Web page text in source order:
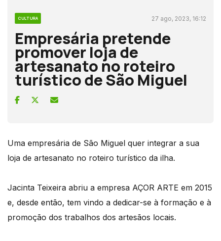
CULTURA 27 ago, 2023, 16:12
Empresária pretende
promover loja de
artesanato no roteiro
turístico de São Miguel
Uma empresária de São Miguel quer integrar a sua
loja de artesanato no roteiro turístico da ilha.
Jacinta Teixeira abriu a empresa AÇOR ARTE em 2015
e, desde então, tem vindo a dedicar-se à formação e à
promoção dos trabalhos dos artesãos locais.